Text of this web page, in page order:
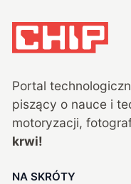
Portal
piszący o nauce i
motoryzacji,
krwi!
NA SKRÓTY